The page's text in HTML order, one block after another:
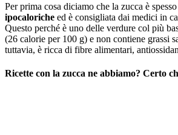
Per prima cosa diciamo che la zucca è spesso
ipocaloriche ed è consigliata dai medici in
Questo perché è uno delle verdure col più
(26 calorie per 100 g) e non contiene grassi
tuttavia, è ricca di fibre alimentari,
Ricette con la zucca ne abbiamo? Certo